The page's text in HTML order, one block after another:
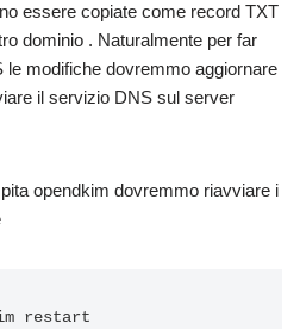
essere copiate come record TXT
dominio . Naturalmente per far
le modifiche dovremmo aggiornare
il servizio DNS sul server
opendkim dovremmo riavviare i
restart